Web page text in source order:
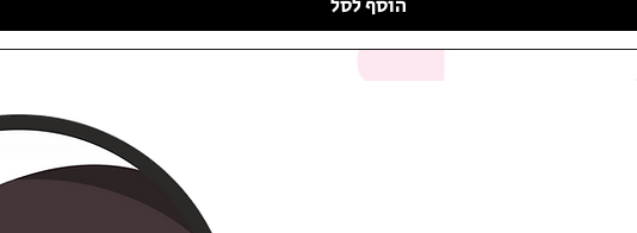
הוסף לסל